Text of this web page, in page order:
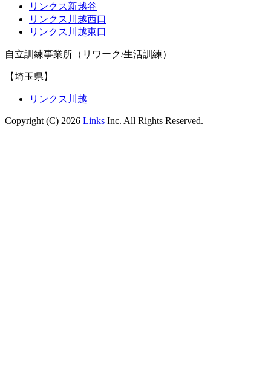
リンクス新越谷
リンクス川越西口
リンクス川越東口
自立訓練事業所（リワーク/生活訓練）
【埼玉県】
リンクス川越
Copyright (C) 2026 Links Inc. All Rights Reserved.